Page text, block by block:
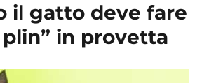
il gatto deve fare
in provetta